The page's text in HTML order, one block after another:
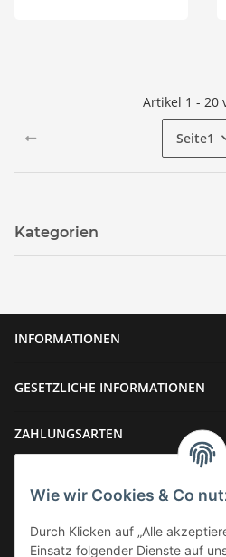
Artikel 1 - 20
Seite1
Kategorien
INFORMATIONEN
GESETZLICHE INFORMATIONEN
ZAHLUNGSARTEN
Wie wir Cookies & Co
Durch Klicken auf „Alle
Einsatz folgender Dienste auf